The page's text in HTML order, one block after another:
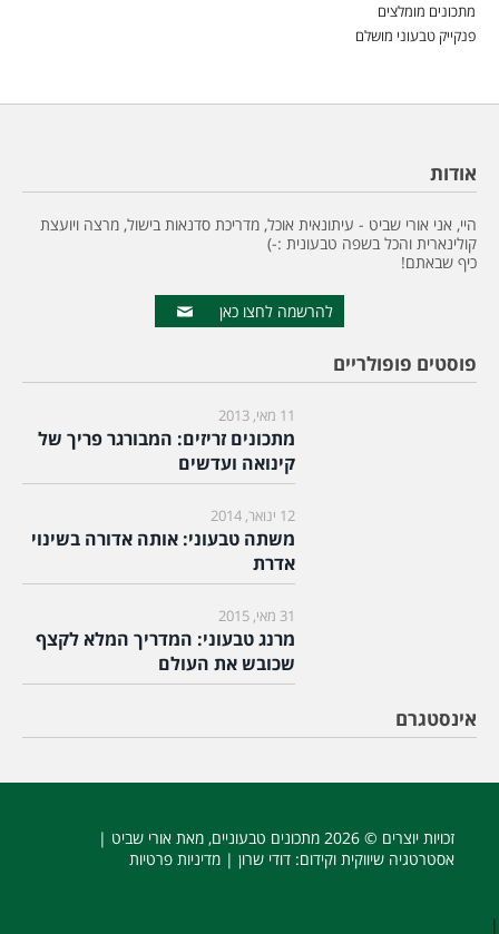
מתכונים מומלצים
פנקייק טבעוני מושלם
אודות
היי, אני אורי שביט - עיתונאית אוכל, מדריכת סדנאות בישול, מרצה ויועצת
קולינארית והכל בשפה טבעונית :-)
כיף שבאתם!
להרשמה לחצו כאן
פוסטים פופולריים
11 מאי, 2013
מתכונים זריזים: המבורגר פריך של
קינואה ועדשים
12 ינואר, 2014
משתה טבעוני: אותה אדורה בשינוי
אדרת
31 מאי, 2015
מרנג טבעוני: המדריך המלא לקצף
שכובש את העולם
אינסטגרם
זכויות יוצרים © 2026 מתכונים טבעוניים, מאת אורי שביט |
אסטרטגיה שיווקית וקידום: דודי שרון | מדיניות פרטיות
|